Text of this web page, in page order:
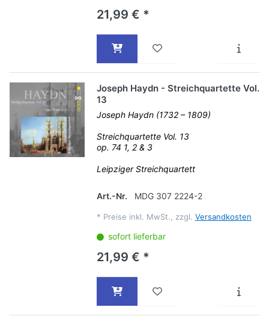
21,99 € *
Joseph Haydn - Streichquartette Vol.
13
Joseph Haydn (1732 – 1809)
Streichquartette Vol. 13
op. 74 1, 2 & 3
Leipziger Streichquartett
Art.-Nr. MDG 307 2224-2
* Preise inkl. MwSt., zzgl. Versandkosten
sofort lieferbar
21,99 € *